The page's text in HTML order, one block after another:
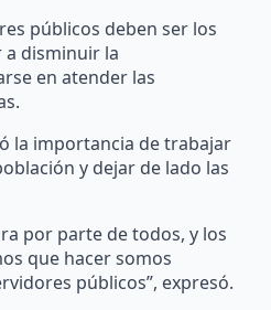
públicos deben ser los
disminuir la
en atender las
la importancia de trabajar
y dejar de lado las
por parte de todos, y los
que hacer somos
públicos”, expresó.